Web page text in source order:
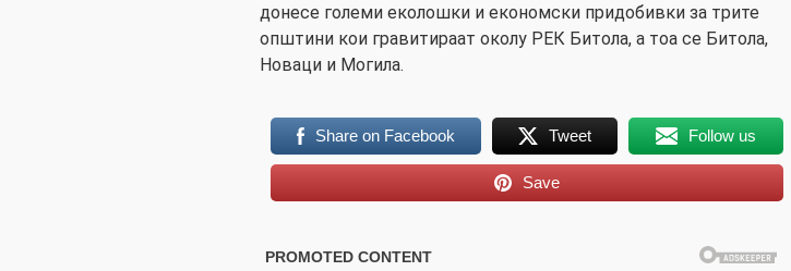
донесе големи еколошки и економски придобивки за трите
општини кои гравитираат околу РЕК Битола, а тоа се Битола,
Новаци и Могила.
Share on Facebook Tweet Follow us
Save